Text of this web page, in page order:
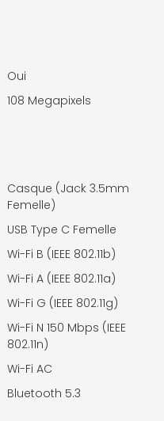
Oui
108 Megapixels
Casque (Jack 3.5mm
Femelle)
USB Type C Femelle
Wi-Fi B (IEEE 802.11b)
Wi-Fi A (IEEE 802.11a)
Wi-Fi G (IEEE 802.11g)
Wi-Fi N 150 Mbps (IEEE
802.11n)
Wi-Fi AC
Bluetooth 5.3